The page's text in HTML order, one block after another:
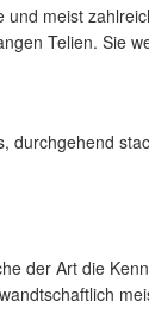
meist
Telien. Sie
durchgehend
der Art die